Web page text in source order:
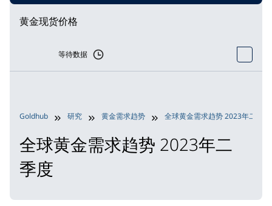
黄金现货价格
等待数据
Goldhub 研究 黄金需求趋势 全球黄金需求趋势 2023年二季度
全球黄金需求趋势 2023年二
季度